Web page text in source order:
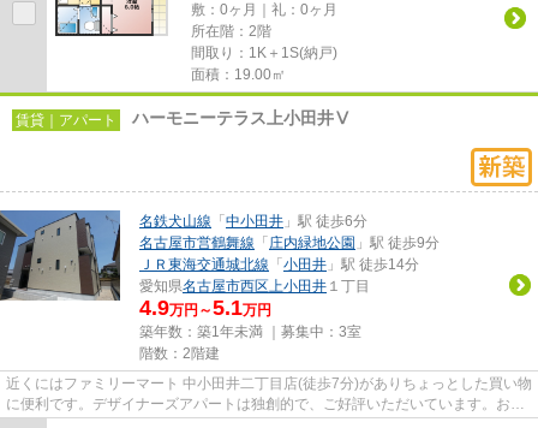
敷：0ヶ月｜礼：0ヶ月
所在階：2階
間取り：1K＋1S(納戸)
面積：19.00㎡
賃貸｜アパート ハーモニーテラス上小田井Ⅴ
名鉄犬山線 「 中小田井 」駅 徒歩6分
名古屋市営鶴舞線 「 庄内緑地公園 」駅 徒歩9分
ＪＲ東海交通城北線 「 小田井 」駅 徒歩14分
愛知県名古屋市西区上小田井 １丁目
4.9万円～5.1万円
築年数：築1年未満 ｜募集中： 3室
階数：2階建
近くにはファミリーマート 中小田井二丁目店(徒歩7分)がありちょっとした買い物
に便利です。デザイナーズアパートは独創的で、ご好評いただいています。お使